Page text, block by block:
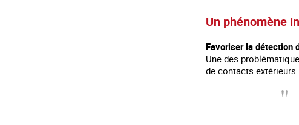
Un phénomène
Favoriser la détection
Une des
de contacts extérieurs.